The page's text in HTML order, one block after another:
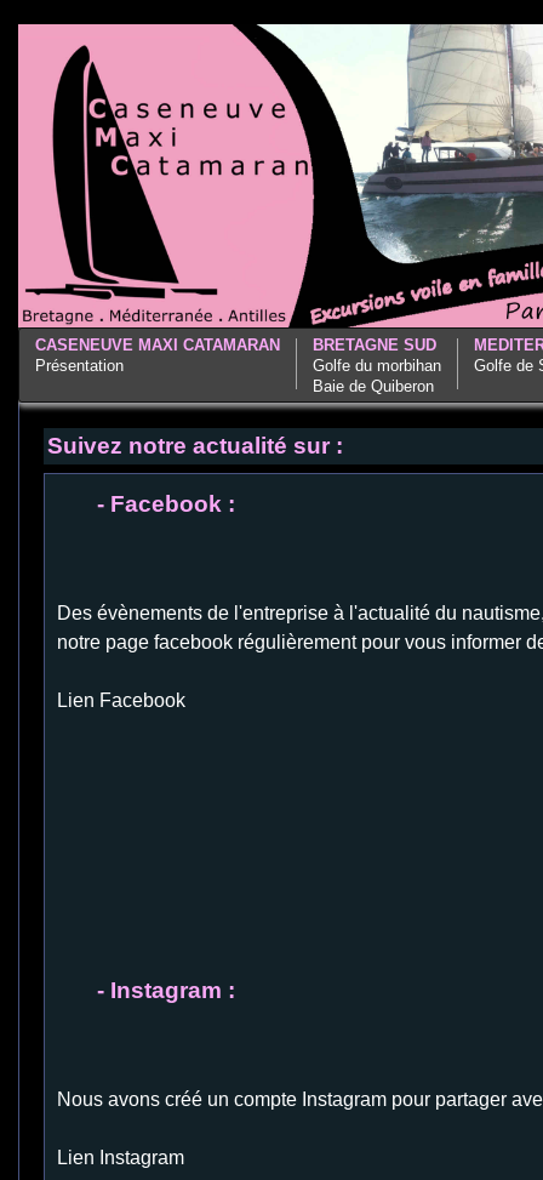
CASENEUVE MAXI CATAMARAN
Présentation
BRETAGNE SUD
Golfe du morbihan
Baie de Quiberon
Golfe de
Suivez notre actualité sur :
- Facebook :
Des évènements de l'entreprise à l'actualité du
notre page facebook régulièrement pour vous informer
Lien Facebook
- Instagram :
Nous avons créé un compte Instagram pour partager
Lien Instagram